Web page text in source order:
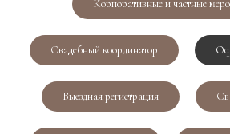
Корпоративные и частные
Свадебный координатор
Выездная регистрация